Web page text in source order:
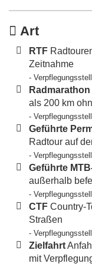
Art
RTF
Zeitnahme
-
Radmarathon
als 200 km
-
Geführte
Radtour auf
-
Geführte
außerhalb
-
CTF Country-
Straßen
-
Zielfahrt
mit